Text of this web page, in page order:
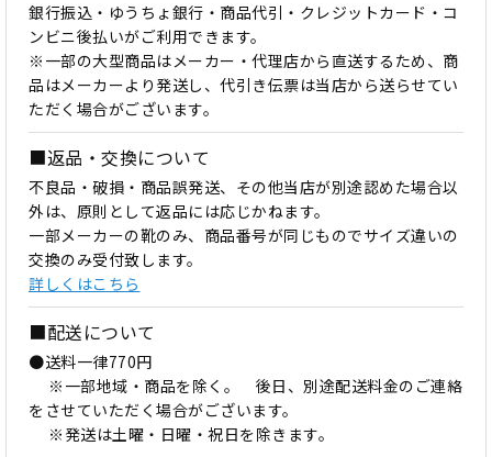
銀行振込・ゆうちょ銀行・商品代引・クレジットカード・コ
ンビニ後払いがご利用できます。
※一部の大型商品はメーカー・代理店から直送するため、商
品はメーカーより発送し、代引き伝票は当店から送らせてい
ただく場合がございます。
■返品・交換について
不良品・破損・商品誤発送、その他当店が別途認めた場合以
外は、原則として返品には応じかねます。
一部メーカーの靴のみ、商品番号が同じものでサイズ違いの
交換のみ受付致します。
詳しくはこちら
■配送について
●送料一律770円
※一部地域・商品を除く。 後日、別途配送料金のご連絡
をさせていただく場合がございます。
※発送は土曜・日曜・祝日を除きます。